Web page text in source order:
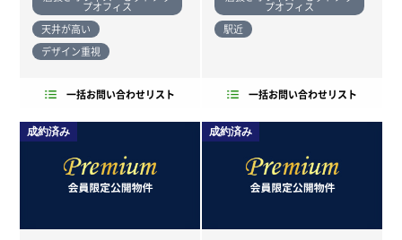
プオフィス
天井が高い
デザイン重視
一括お問い合わせリスト
プオフィス
駅近
一括お問い合わせリスト
成約済み 成約済み